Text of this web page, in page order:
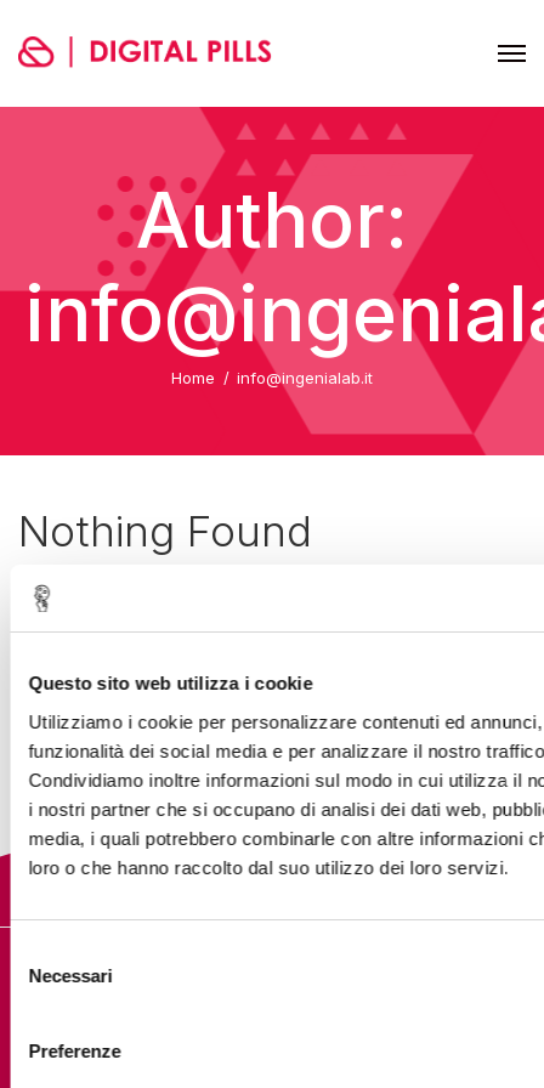
Questo sito web utilizza i cookie
Utilizziamo i cookie per personalizzare contenuti ed
funzionalità dei social media e per analizzare il nostro
Condividiamo inoltre informazioni sul modo in cui utilizza il
i nostri partner che si occupano di analisi dei dati web,
media, i quali potrebbero combinarle con altre informazioni
loro o che hanno raccolto dal suo utilizzo dei loro servizi.
delNecessari
Preferenze
Author:
Home info@ingenialab.it
Nothing Found
Apologies, but no results were found. Perhaps
searching will help find a related post.
Search
DIGITAL PILLS ACADEMY